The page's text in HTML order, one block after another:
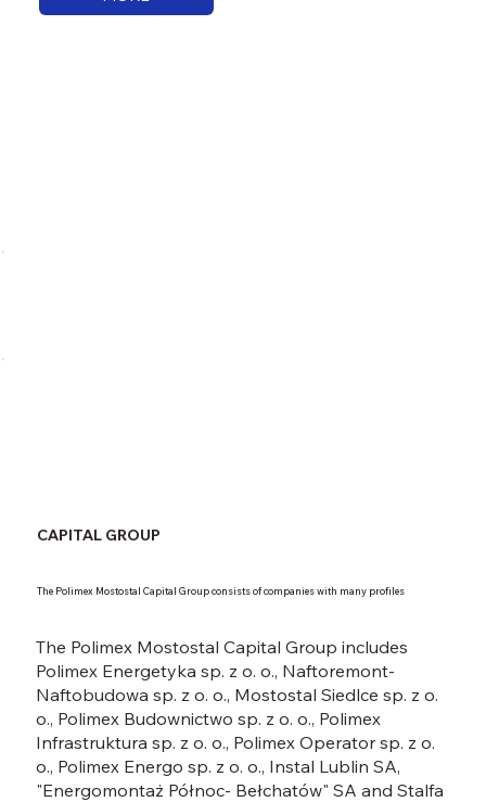
CAPITAL GROUP
The Polimex Mostostal Capital Group consists of companies with many profiles
The Polimex Mostostal Capital Group includes
Polimex Energetyka sp. z o. o., Naftoremont-
Naftobudowa sp. z o. o., Mostostal Siedlce sp. z o.
o., Polimex Budownictwo sp. z o. o., Polimex
Infrastruktura sp. z o. o., Polimex Operator sp. z o.
o., Polimex Energo sp. z o. o., Instal Lublin SA,
"Energomontaż Północ- Bełchatów" SA and Stalfa